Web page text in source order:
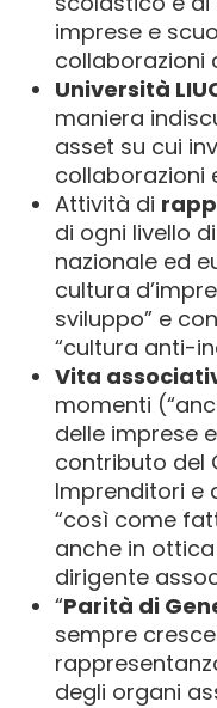
imprese e
collaborazioni
Università
maniera
asset su cui
collaborazioni
Attività di
di ogni livello
nazionale ed
cultura
sviluppo” e
“cultura anti-
Vita
momenti
delle imprese
contributo del
Imprenditori e
“così come
anche in
dirigente
“Parità di
sempre
degli organi